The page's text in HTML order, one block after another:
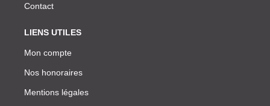
Contact
LIENS UTILES
Mon compte
Nos honoraires
Mentions légales